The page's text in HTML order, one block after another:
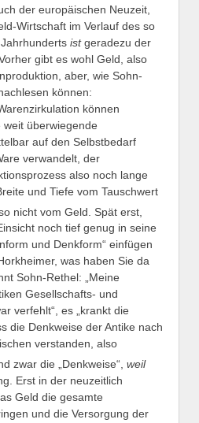
der europäischen Neuzeit,
Wirtschaft im Verlauf des so
istgeradezu der
gibt es wohl Geld, also
aber, wie Sohn-
können:
können
überwiegende
auf den Selbstbedarf
verwandelt, der
also noch lange
und Tiefe vom Tauschwert
nicht vom Geld. Spät erst,
noch tief genug in seine
und Denkform“ einfügen
was haben Sie da
Sohn-Rethel: „Meine
Gesellschafts- und
verfehlt“, es „krankt die
die Denkweise der Antike nach
verstanden, also
zwar die „Denkweise“, weil
Erst in der neuzeitlich
Geld die gesamte
und die Versorgung der